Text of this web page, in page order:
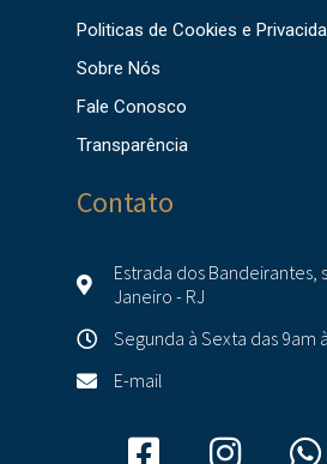
Politicas de Cookies e
Sobre Nós
Fale Conosco
Transparência
Contato
Estrada dos Bandeirantes,
Janeiro - RJ
Segunda à Sexta das 9am
E-mail